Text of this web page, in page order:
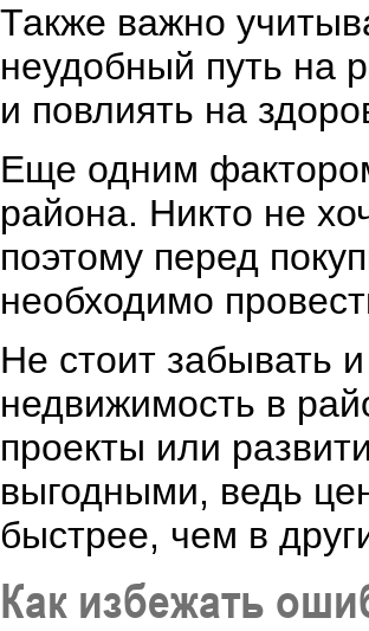
Также важно
неудобный путь на
и повлиять на
Еще одним
района. Никто не
поэтому перед
необходимо
Не стоит забывать
недвижимость в
проекты или
выгодными, ведь
быстрее, чем в
Как избежать